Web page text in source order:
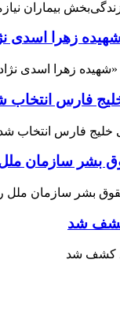
زهرا اسدی
فارس انتخاب
بشر سازمان